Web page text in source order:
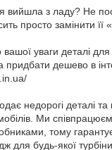
вийшла з ладу? Не
просто замінити
уваги деталі для
дешево в
недорогі деталі та
Ми
тому
для будь-якої